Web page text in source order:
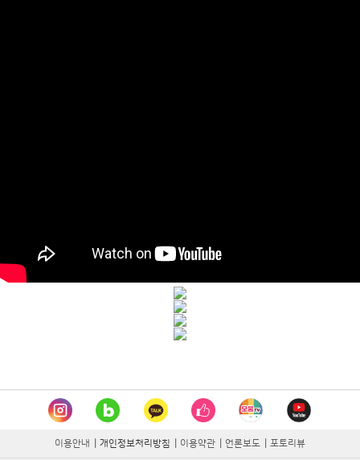
이용안내 개인정보처리방침 이용약관 언론보도 포토리뷰